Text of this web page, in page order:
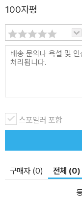
방식에서 벗어나 주제별
을 분석하는 간접 비교
들이 연구한 두 나라의
는 것은 독자의 몫인 것
에서는 한국과 중국의
화’, ‘빈곤’, ‘돌봄’을 키
시점이다. 중국은 급속
전통적 거주방식을 포
지병이 있는 노인들은
에서 돌봄서비스를 강
100자평
스포일러 포함
구매자 (0) 전체 (0)